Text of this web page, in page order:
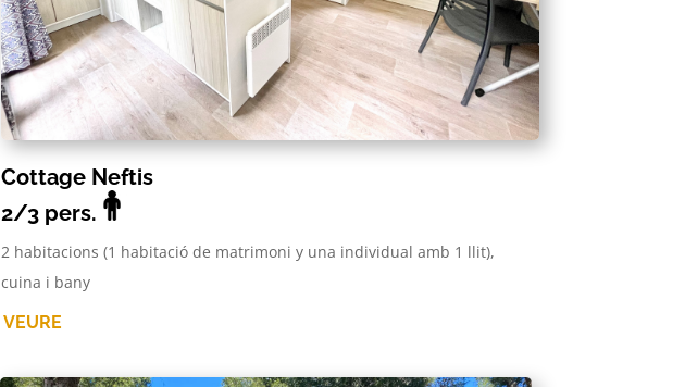
Cottage Neftis
2/3pers.
2 habitacions (1 habitació de matrimoni y una individual amb 1 llit),
cuina i bany
VEURE